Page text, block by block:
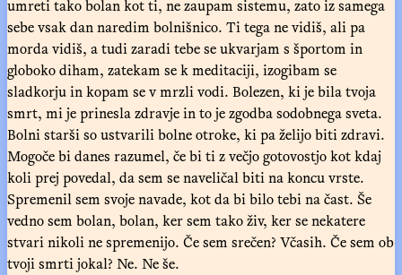
umreti tako bolan kot ti, ne zaupam sistemu, zato iz samega
sebe vsak dan naredim bolnišnico. Ti tega ne vidiš, ali pa
morda vidiš, a tudi zaradi tebe se ukvarjam s športom in
globoko diham, zatekam se k meditaciji, izogibam se
sladkorju in kopam se v mrzli vodi. Bolezen, ki je bila tvoja
smrt, mi je prinesla zdravje in to je zgodba sodobnega sveta.
Bolni starši so ustvarili bolne otroke, ki pa želijo biti zdravi.
Mogoče bi danes razumel, če bi ti z večjo gotovostjo kot kdaj
koli prej povedal, da sem se naveličal biti na koncu vrste.
Spremenil sem svoje navade, kot da bi bilo tebi na čast. Še
vedno sem bolan, bolan, ker sem tako živ, ker se nekatere
stvari nikoli ne spremenijo. Če sem srečen? Včasih. Če sem ob
tvoji smrti jokal? Ne. Ne še.